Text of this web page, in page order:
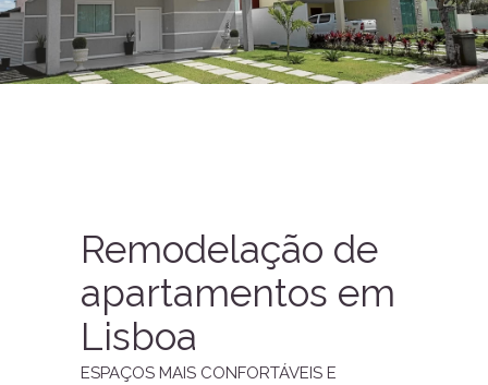
Remodelação de
apartamentos em
Lisboa
ESPAÇOS MAIS CONFORTÁVEIS E